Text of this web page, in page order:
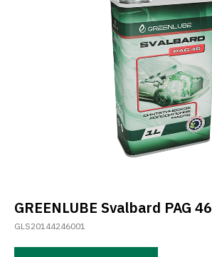
GREENLUBE Svalbard PAG 46
GLS20144246001